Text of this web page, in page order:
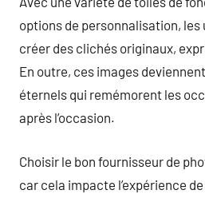
options de personnalisation,
créer des clichés originaux,
En outre, ces images
éternels qui remémorent les
après l’occasion.
Choisir le bon fournisseur de
car cela impacte l’expérience